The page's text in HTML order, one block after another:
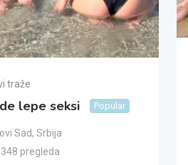
traže
lepe seksi Popular
Sad, Srbija
pregleda